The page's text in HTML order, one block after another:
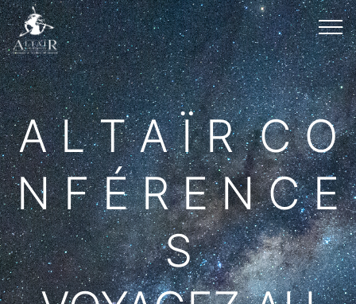
A L T A Ï R C O
N F É R E N C E
S